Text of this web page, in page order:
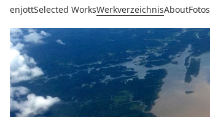
enjottSelected WorksWerkverzeichnisAboutFotos